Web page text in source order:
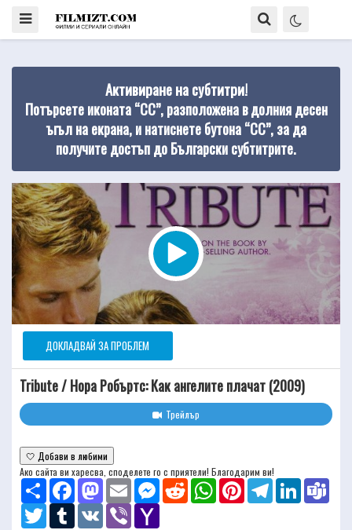
Активиране на субтитри!
Потърсете иконата “CC”, разположена в долния десен
ъгъл на екрана, и натиснете бутона “CC”, за да
получите достъп до Български субтитрите.
ДОКЛАДВАЙ ЗА ПРОБЛЕМ
Tribute / Нора Робъртс: Как ангелите плачат (2009)
Трейлър
🤍 Добави в любими
Ако сайта ви харесва, споделете го с приятели! Благодарим ви!
Share
FacebookMastodonEmail MessengerReddit WhatsAppPinterestTelegramLinkedIn
Twitter
Tumblr VK Viber